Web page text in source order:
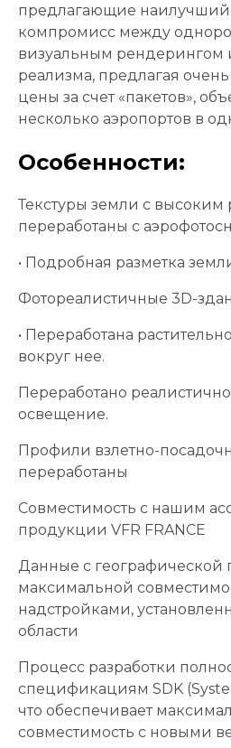
предлагающие
компромисс между
визуальным рендерингом
реализма, предлагая
цены за счет «пакетов»,
несколько аэропортов в
Особенности:
Текстуры земли с
переработаны с
• Подробная разметка
Фотореалистичные 3D-
• Переработана
вокруг нее.
Переработано
освещение.
Профили взлетно-
переработаны
Совместимость с нашим
продукции VFR FRANCE
Данные с географической
максимальной
надстройками,
области
Процесс разработки
спецификациям SDK
что обеспечивает
совместимость с новыми